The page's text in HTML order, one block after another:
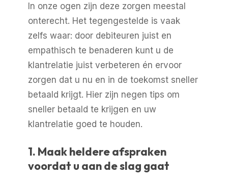
In onze ogen zijn deze zorgen meestal
onterecht. Het tegengestelde is vaak
zelfs waar: door debiteuren juist en
empathisch te benaderen kunt u de
klantrelatie juist verbeteren én ervoor
zorgen dat u nu en in de toekomst sneller
betaald krijgt. Hier zijn negen tips om
sneller betaald te krijgen en uw
klantrelatie goed te houden.
1. Maak heldere afspraken
voordat u aan de slag gaat